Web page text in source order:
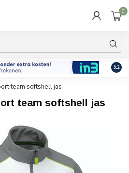
0
9.2
team softshell jas
team softshell jas